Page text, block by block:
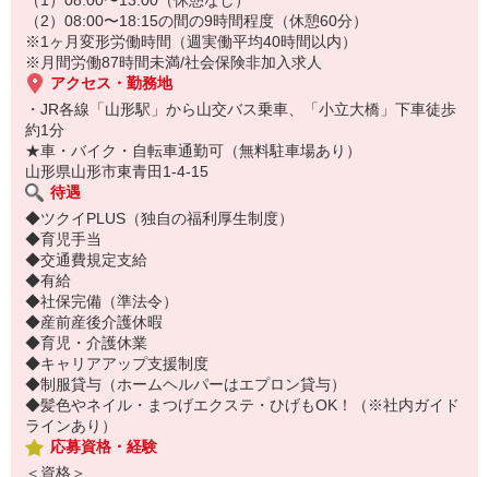
（2）08:00〜18:15の間の9時間程度（休憩60分）
※1ヶ月変形労働時間（週実働平均40時間以内）
※月間労働87時間未満/社会保険非加入求人
アクセス・勤務地
・JR各線「山形駅」から山交バス乗車、「小立大橋」下車徒歩
約1分
★車・バイク・自転車通勤可（無料駐車場あり）
山形県山形市東青田1-4-15
待遇
◆ツクイPLUS（独自の福利厚生制度）
◆育児手当
◆交通費規定支給
◆有給
◆社保完備（準法令）
◆産前産後介護休暇
◆育児・介護休業
◆キャリアアップ支援制度
◆制服貸与（ホームヘルパーはエプロン貸与）
◆髪色やネイル・まつげエクステ・ひげもOK！（※社内ガイド
ラインあり）
応募資格・経験
＜資格＞